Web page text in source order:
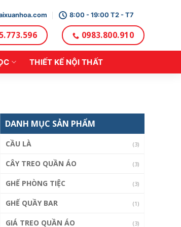
8:00 - 19:00 T2 - T7
0983.800.910
THIẾT KẾ NỘI THẤT
DANH MỤC SẢN PHẨM
CẦU LÀ (3)
CÂY TREO QUẦN ÁO (3)
GHẾ PHÒNG TIỆC (3)
GHẾ QUẦY BAR (1)
GIÁ TREO QUẦN ÁO (3)